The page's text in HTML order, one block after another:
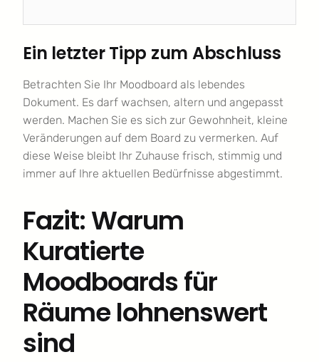
Ein letzter Tipp zum Abschluss
Betrachten Sie Ihr Moodboard als lebendes
Dokument. Es darf wachsen, altern und angepasst
werden. Machen Sie es sich zur Gewohnheit, kleine
Veränderungen auf dem Board zu vermerken. Auf
diese Weise bleibt Ihr Zuhause frisch, stimmig und
immer auf Ihre aktuellen Bedürfnisse abgestimmt.
Fazit: Warum
Kuratierte
Moodboards für
Räume lohnenswert
sind